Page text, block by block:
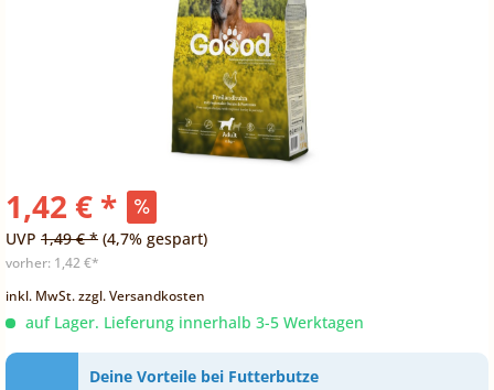
1,42 € *
UVP 1,49 € * (4,7% gespart)
vorher: 1,42 €*
inkl. MwSt.zzgl. Versandkosten
auf Lager. Lieferung innerhalb 3-5 Werktagen
Deine Vorteile bei Futterbutze